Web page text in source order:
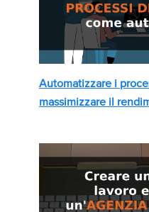
Automatizzare i
massimizzare il